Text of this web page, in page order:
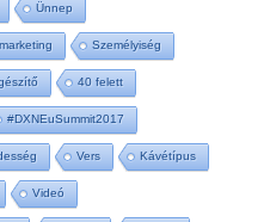
Ünnep
Személyiség
40 felett
#DXNEuSummit2017
Vers Kávétípus
Videó